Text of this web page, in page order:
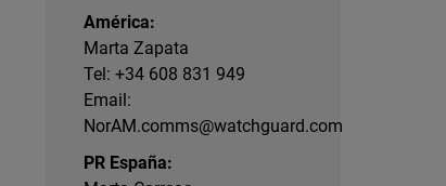
América:
Marta Zapata
Tel: +34 608 831 949
Email:
NorAM.comms@watchguard.com
PR España: